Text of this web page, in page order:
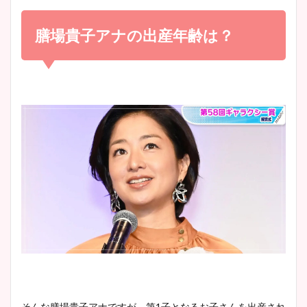
宇賀神メグアナのニット画像
池谷実悠アナのメガネ画像が
かわいい！カップや水着姿も
まとめた！
小室瑛莉子のカップ画像まと
め！足が美脚でニット衣装も
かわいい！
清水麻椰アナのかわいい画
像！身長やカップ、同期や
wikiプロフもチェック！
大家彩香アナのかわいいカッ
プ画像まとめ！同期や実家に
wikiプロフも！
安藤萌々アナのカップ画像や
膳場貴子アナの出産年齢は？